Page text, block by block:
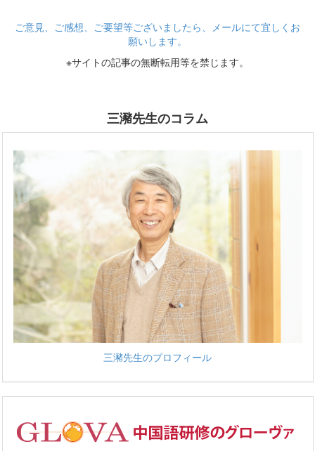
ご意見、ご感想、ご要望等ございましたら、メールにて宜しくお
願いします。
※サイトの記事の無断転用等を禁じます。
三瀦先生のコラム
三瀦先生のプロフィール